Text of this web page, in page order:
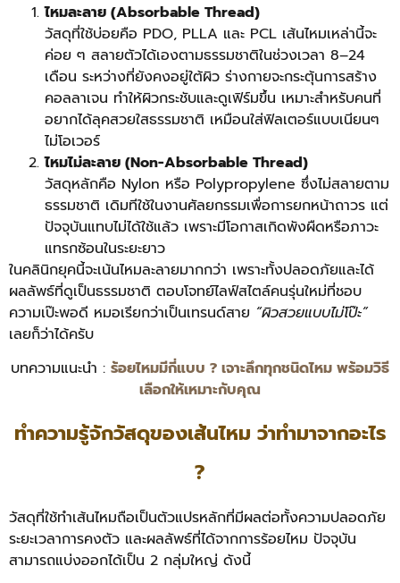
ไหมละลาย (Absorbable Thread)
วัสดุที่ใช้บ่อยคือ PDO, PLLA และ PCL เส้นไหมเหล่านี้จะ
ค่อย ๆ สลายตัวได้เองตามธรรมชาติในช่วงเวลา 8–24
เดือน ระหว่างที่ยังคงอยู่ใต้ผิว ร่างกายจะกระตุ้นการสร้าง
คอลลาเจน ทำให้ผิวกระชับและดูเฟิร์มขึ้น เหมาะสำหรับคนที่
อยากได้ลุคสวยใสธรรมชาติ เหมือนใส่ฟิลเตอร์แบบเนียนๆ
ไม่โอเวอร์
ไหมไม่ละลาย (Non-Absorbable Thread)
วัสดุหลักคือ Nylon หรือ Polypropylene ซึ่งไม่สลายตาม
ธรรมชาติ เดิมทีใช้ในงานศัลยกรรมเพื่อการยกหน้าถาวร แต่
ปัจจุบันแทบไม่ได้ใช้แล้ว เพราะมีโอกาสเกิดพังผืดหรือภาวะ
แทรกซ้อนในระยะยาว
ในคลินิกยุคนี้จะเน้นไหมละลายมากกว่า เพราะทั้งปลอดภัยและได้
ผลลัพธ์ที่ดูเป็นธรรมชาติ ตอบโจทย์ไลฟ์สไตล์คนรุ่นใหม่ที่ชอบ
ความเป๊ะพอดี หมอเรียกว่าเป็นเทรนด์สาย “ผิวสวยแบบไม่โป๊ะ”
เลยก็ว่าได้ครับ
บทความแนะนำ : ร้อยไหมมีกี่แบบ ? เจาะลึกทุกชนิดไหม พร้อมวิธี
เลือกให้เหมาะกับคุณ
ทำความรู้จักวัสดุของเส้นไหม ว่าทำมาจากอะไร
?
วัสดุที่ใช้ทำเส้นไหมถือเป็นตัวแปรหลักที่มีผลต่อทั้งความปลอดภัย
ระยะเวลาการคงตัว และผลลัพธ์ที่ได้จากการร้อยไหม ปัจจุบัน
สามารถแบ่งออกได้เป็น 2 กลุ่มใหญ่ ดังนี้